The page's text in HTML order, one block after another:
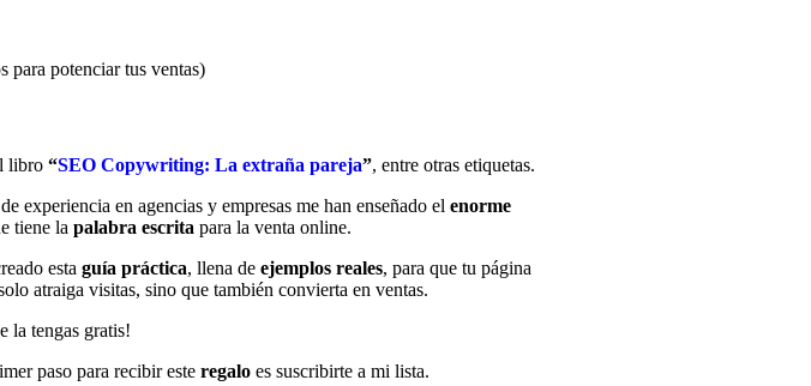
para potenciar tus ventas)
libro “SEO Copywriting: La extraña pareja”, entre otras etiquetas.
experiencia en agencias y empresas me han enseñado el enorme
tiene la palabra escrita para la venta online.
esta guía práctica, llena de ejemplos reales, para que tu página
atraiga visitas, sino que también convierta en ventas.
la tengas gratis!
paso para recibir este regalo es suscribirte a mi lista.